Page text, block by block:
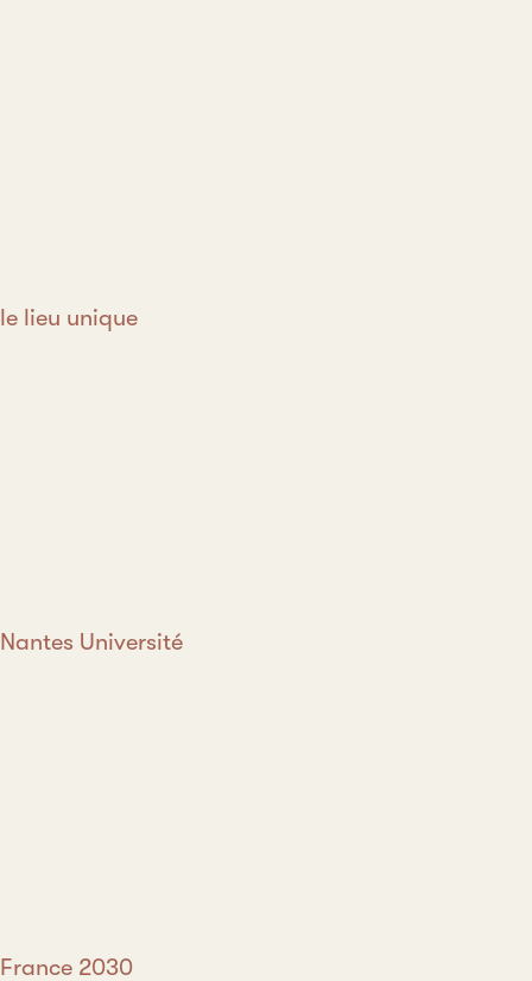
le lieu unique
Nantes Université
France 2030